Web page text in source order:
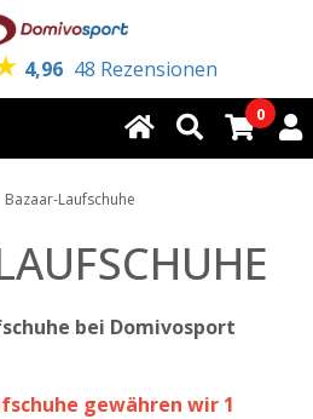
4,96 48 Rezensionen
0
Bazaar-Laufschuhe
bei Domivosport
gewähren wir 1